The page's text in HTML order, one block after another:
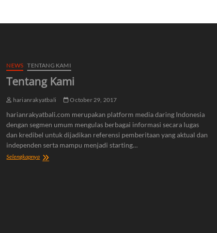
NEWS TENTANG KAMI
Tentang Kami
harianrakyatbali October 29, 2017
harianrakyatbali.com merupakan platform media daring Indonesia
dengan segmen umum mengulas berbagai informasi secara lugas
dan kredibel untuk dijadikan referensi pemberitaan yang aktual dan
independen serta mampu menjadi starting…
SelengkapnyaTentang